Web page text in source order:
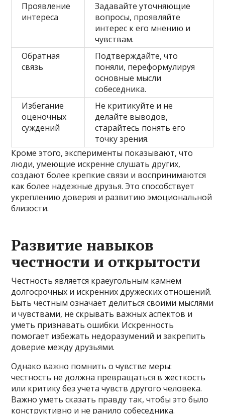
Проявление
интереса
Задавайте уточняющие
вопросы, проявляйте
интерес к его мнению и
чувствам.
Обратная
связь
Подтверждайте, что
поняли, переформулируя
основные мысли
собеседника.
Избегание
оценочных
суждений
Не критикуйте и не
делайте выводов,
старайтесь понять его
точку зрения.
Кроме этого, эксперименты показывают, что
люди, умеющие искренне слушать других,
создают более крепкие связи и воспринимаются
как более надежные друзья. Это способствует
укреплению доверия и развитию эмоциональной
близости.
Развитие навыков
честности и открытости
Честность является краеугольным камнем
долгосрочных и искренних дружеских отношений.
Быть честным означает делиться своими мыслями
и чувствами, не скрывать важных аспектов и
уметь признавать ошибки. Искренность
помогает избежать недоразумений и закрепить
доверие между друзьями.
Однако важно помнить о чувстве меры:
честность не должна превращаться в жесткость
или критику без учета чувств другого человека.
Важно уметь сказать правду так, чтобы это было
конструктивно и не ранило собеседника.